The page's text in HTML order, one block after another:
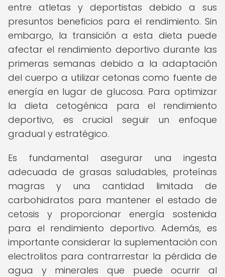
entre atletas y deportistas debido a sus
presuntos beneficios para el rendimiento. Sin
embargo, la transición a esta dieta puede
afectar el rendimiento deportivo durante las
primeras semanas debido a la adaptación
del cuerpo a utilizar cetonas como fuente de
energía en lugar de glucosa. Para optimizar
la dieta cetogénica para el rendimiento
deportivo, es crucial seguir un enfoque
gradual y estratégico.
Es fundamental asegurar una ingesta
adecuada de grasas saludables, proteínas
magras y una cantidad limitada de
carbohidratos para mantener el estado de
cetosis y proporcionar energía sostenida
para el rendimiento deportivo. Además, es
importante considerar la suplementación con
electrolitos para contrarrestar la pérdida de
agua y minerales que puede ocurrir al